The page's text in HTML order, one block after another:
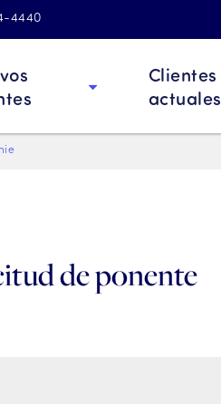
4440
Clientes
actuales
de ponente